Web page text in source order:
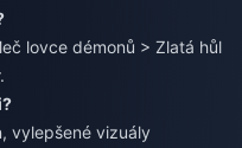
lovce démonů > Zlatá hůl
vylepšené vizuály